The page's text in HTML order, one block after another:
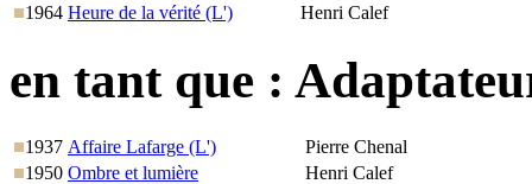
1964 Heure de la vérité (L') Henri Calef
en tant que :
1937 Affaire Lafarge (L')
Pierre Chenal
1950 Ombre et lumière
Henri Calef